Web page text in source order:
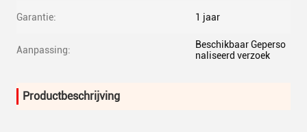
Garantie: 1 jaar
Aanpassing:
Beschikbaar Geperso
naliseerd verzoek
Productbeschrijving